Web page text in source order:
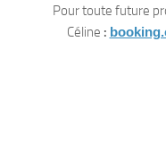
Pour toute future
Céline :